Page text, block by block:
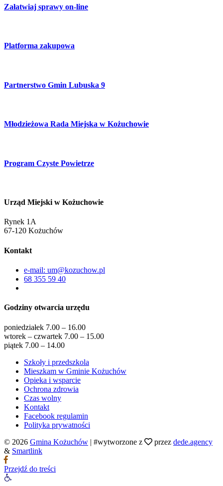
Załatwiaj sprawy on-line
Platforma zakupowa
Partnerstwo Gmin Lubuska 9
Młodzieżowa Rada Miejska w Kożuchowie
Program Czyste Powietrze
Urząd Miejski w Kożuchowie
Rynek 1A
67-120 Kożuchów
Kontakt
e-mail: um@kozuchow.pl
68 355 59 40
Godziny otwarcia urzędu
poniedziałek 7.00 – 16.00
wtorek – czwartek 7.00 – 15.00
piątek 7.00 – 14.00
Szkoły i przedszkola
Mieszkam w Gminie Kożuchów
Opieka i wsparcie
Ochrona zdrowia
Czas wolny
Kontakt
Facebook regulamin
Polityka prywatności
© 2026 Gmina Kożuchów | #wytworzone z przez dede.agency
& Smartlink
Przejdź do treści
Otwórz